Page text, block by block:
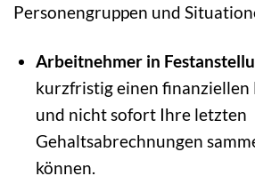
Personengruppen und
Arbeitnehmer in
kurzfristig einen finanziellen
und nicht sofort Ihre letzten
Gehaltsabrechnungen
können.